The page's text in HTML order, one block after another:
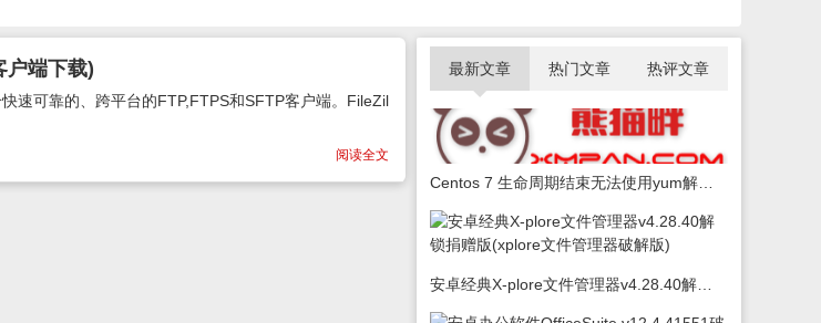
户端下载)
速可靠的、跨平台的FTP,FTPS和SFTP客户端。FileZil
阅读全文
最新文章 热门文章 热评文章